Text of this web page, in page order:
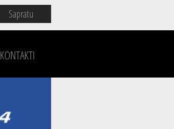
Sapratu
KONTAKTI